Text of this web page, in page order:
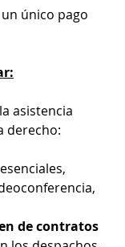
único pago
asistencia
derecho:
de contratos